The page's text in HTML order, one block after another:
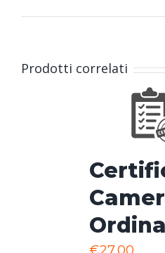
Prodotti correlati